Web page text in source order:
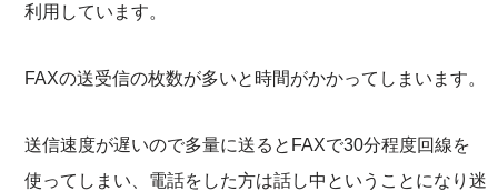
利用しています。
FAXの送受信の枚数が多いと時間がかかってしまいます。
送信速度が遅いので多量に送るとFAXで30分程度回線を
使ってしまい、電話をした方は話し中ということになり迷